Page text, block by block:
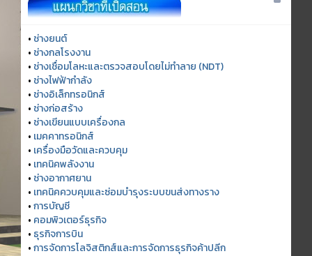
• ช่างยนต์
• ช่างกลโรงงาน
• ช่างเชื่อมโลหะและตรวจสอบโดยไม่ทำลาย (NDT)
• ช่างไฟฟ้ากำลัง
• ช่างอิเล็กทรอนิกส์
• ช่างก่อสร้าง
• ช่างเขียนแบบเครื่องกล
• เมคคาทรอนิกส์
• เครื่องมือวัดและควบคุม
• เทคนิคพลังงาน
• ช่างอากาศยาน
• เทคนิคควบคุมและซ่อมบำรุงระบบขนส่งทางราง
•การบัญชี
• คอมพิวเตอร์ธุรกิจ
• ธุรกิจการบิน
•การจัดการโลจิสติกส์และการจัดการธุรกิจค้าปลีก